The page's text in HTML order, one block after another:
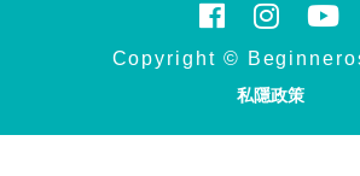
Copyright ©
私隱政策